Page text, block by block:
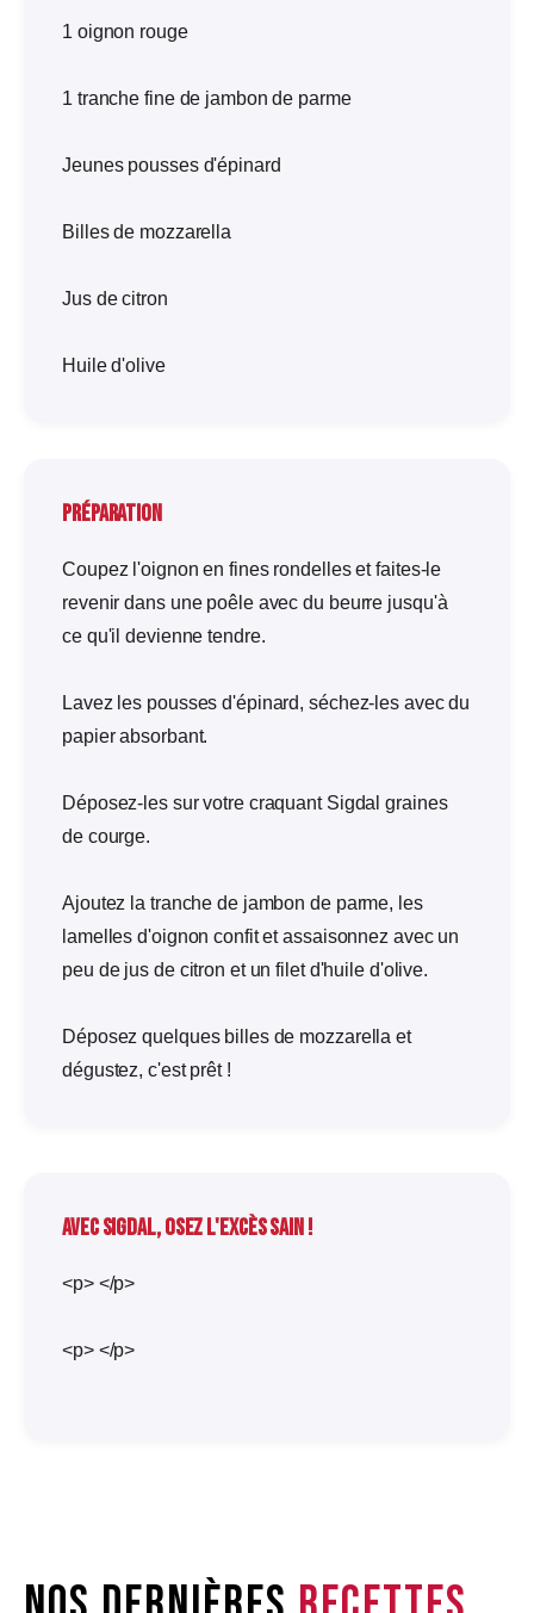
1 oignon rouge
1 tranche fine de jambon de parme
Jeunes pousses d'épinard
Billes de mozzarella
Jus de citron
Huile d'olive
Préparation
Coupez l'oignon en fines rondelles et faites-le
revenir dans une poêle avec du beurre jusqu'à
ce qu'il devienne tendre.
Lavez les pousses d'épinard, séchez-les avec du
papier absorbant.
Déposez-les sur votre craquant Sigdal graines
de courge.
Ajoutez la tranche de jambon de parme, les
lamelles d'oignon confit et assaisonnez avec un
peu de jus de citron et un filet d'huile d'olive.
Déposez quelques billes de mozzarella et
dégustez, c'est prêt !
Avec Sigdal, osez l'excès sain !
<p> </p>
<p> </p>